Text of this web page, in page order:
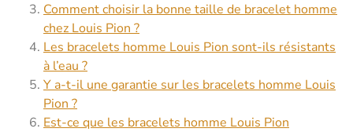
Comment choisir la bonne taille de bracelet homme
chez Louis Pion ?
Les bracelets homme Louis Pion sont-ils résistants
à l’eau ?
Y a-t-il une garantie sur les bracelets homme Louis
Pion ?
Est-ce que les bracelets homme Louis Pion